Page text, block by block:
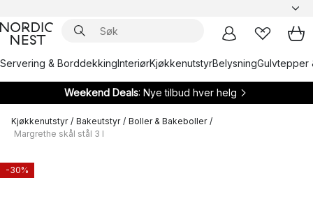
Servering & BorddekkingInteriørKjøkkenutstyrBelysningGulvtepper
Weekend Deals: Nye tilbud hver helg
Kjøkkenutstyr / Bakeutstyr / Boller & Bakeboller /
Margrethe skål stål 3 l
-30%